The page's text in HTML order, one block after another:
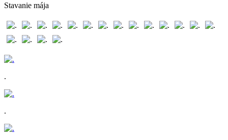
Stavanie mája
.
.